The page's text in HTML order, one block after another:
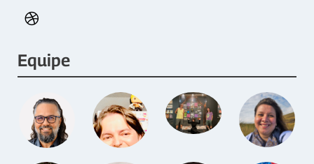
Equipe